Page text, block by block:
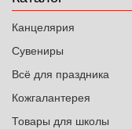
Канцелярия
Сувениры
Всё для праздника
Кожгалантерея
Товары для школы